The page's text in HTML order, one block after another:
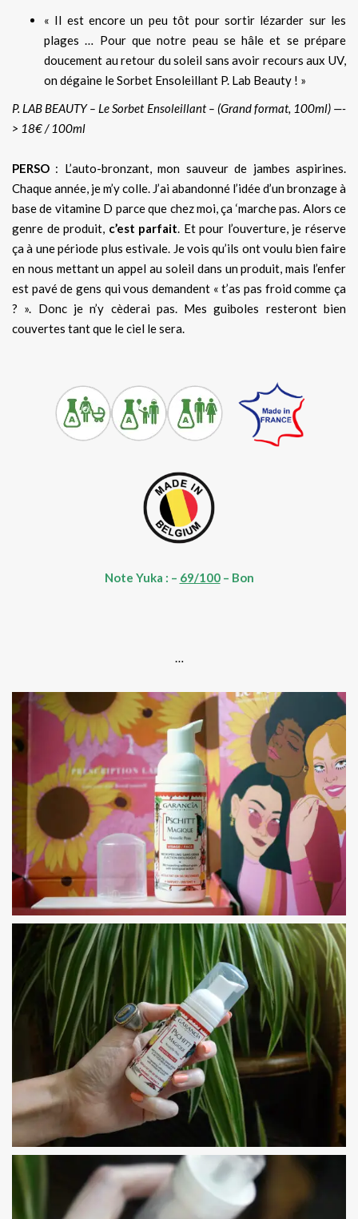
« Il est encore un peu tôt pour sortir lézarder sur les
plages … Pour que notre peau se hâle et se prépare
doucement au retour du soleil sans avoir recours aux UV,
on dégaine le Sorbet Ensoleillant P. Lab Beauty ! »
P. LAB BEAUTY – Le Sorbet Ensoleillant – (Grand format, 100ml) —-
> 18€ / 100ml
PERSO : L’auto-bronzant, mon sauveur de jambes aspirines.
Chaque année, je m’y colle. J’ai abandonné l’idée d’un bronzage à
base de vitamine D parce que chez moi, ça ‘marche pas. Alors ce
genre de produit, c’est parfait. Et pour l’ouverture, je réserve
ça à une période plus estivale. Je vois qu’ils ont voulu bien faire
en nous mettant un appel au soleil dans un produit, mais l’enfer
est pavé de gens qui vous demandent « t’as pas froid comme ça
? ». Donc je n’y cèderai pas. Mes guiboles resteront bien
couvertes tant que le ciel le sera.
Note Yuka : – 69/100– Bon
…